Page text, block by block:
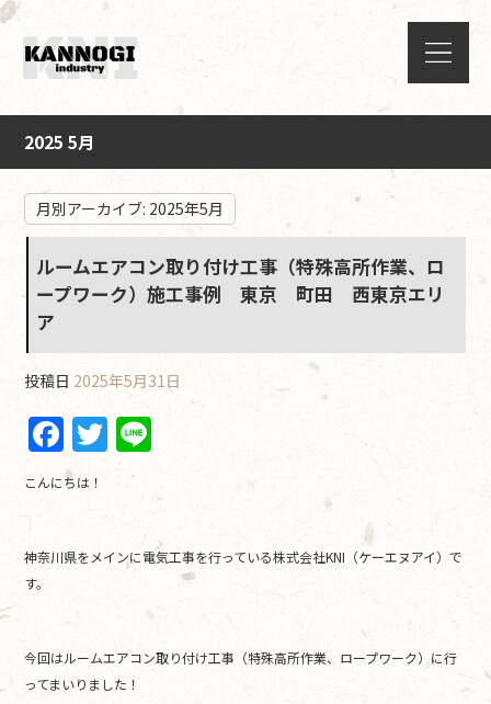
2025 5月
月別アーカイブ: 2025年5月
ルームエアコン取り付け工事（特殊高所作業、ロ
ープワーク）施工事例 東京 町田 西東京エリ
ア
投稿日 2025年5月31日
F
a
c
e
b
o
o
k
T
w
er
e
こんにちは！
神奈川県をメインに電気工事を行っている株式会社KNI（ケーエヌアイ）で
す。
今回はルームエアコン取り付け工事（特殊高所作業、ロープワーク）に行
ってまいりました！